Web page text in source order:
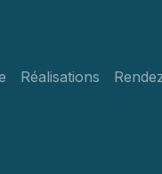
Réalisations